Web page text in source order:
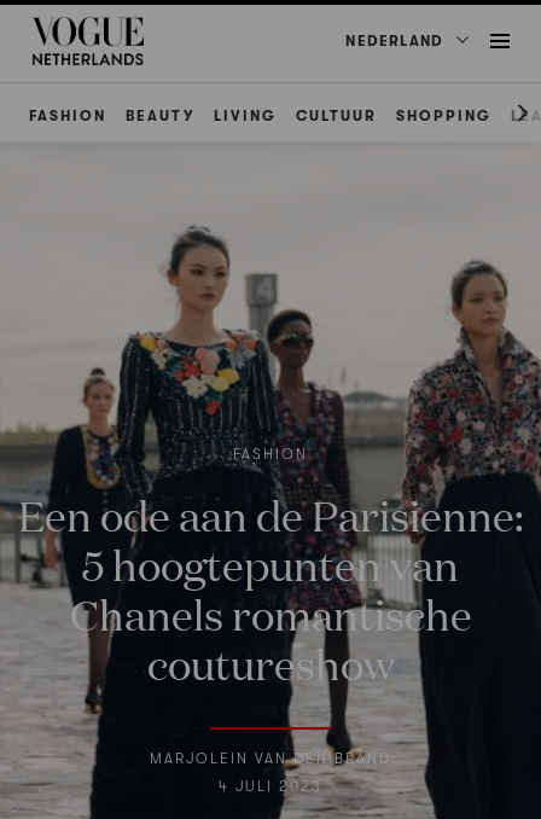
NEDERLAND
FASHION BEAUTY LIVING CULTUUR SHOPPING
FASHION
Een ode aan de Parisienne:
5 hoogtepunten van
Chanels romantische
coutureshow
MARJOLEIN VAN DEN BRAND
4 JULI 2023